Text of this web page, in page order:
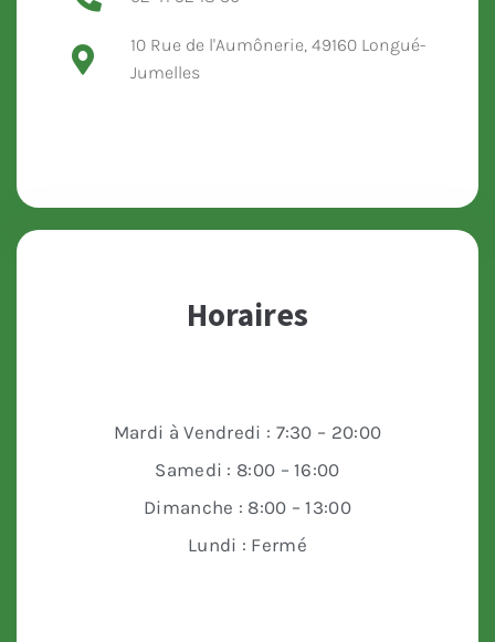
10 Rue de l'Aumônerie, 49160 Longué-
Jumelles
Horaires
Mardi à Vendredi : 7:30 – 20:00
Samedi : 8:00 – 16:00
Dimanche : 8:00 – 13:00
Lundi : Fermé